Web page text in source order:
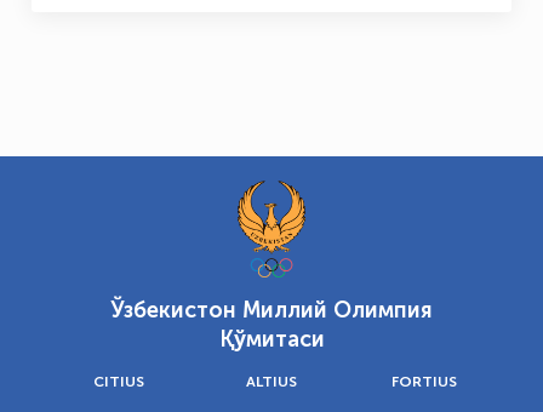
Ўзбекистон Миллий Олимпия
Қўмитаси
CITIUS ALTIUS FORTIUS